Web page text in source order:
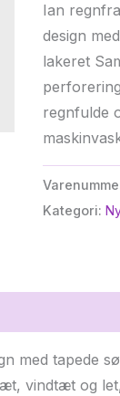
Ian
design
lakeret
regnfulde
Kategori:
med tapede
vindtæt og